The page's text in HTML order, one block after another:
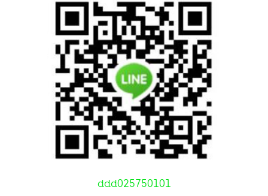
ddd025750101